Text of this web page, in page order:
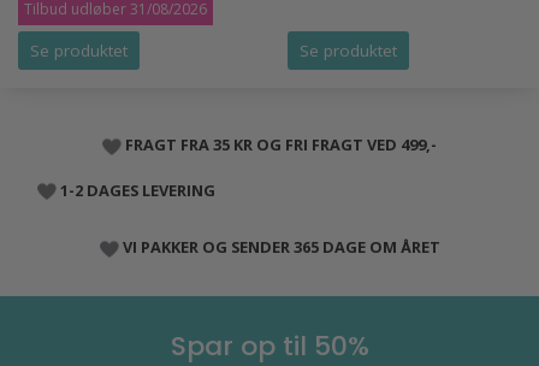
Tilbud udløber 31/08/2026
Se produktet Se produktet
FRAGT FRA 35 KR OG FRI FRAGT VED 499,-
1-2 DAGES LEVERING
VI PAKKER OG SENDER 365 DAGE OM ÅRET
Spar op til 50%